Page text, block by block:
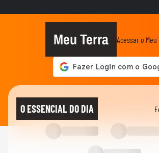
Lamine Yamal manda
após agressão a Gavi na
Adolescente morre após
durante comemoração do
COPA DO MUNDO DA FIFA 2026
Torcedores argentinos
confronto com a PM no RJ
Meu Terra Acessar o
O ESSENCIAL DO DIA